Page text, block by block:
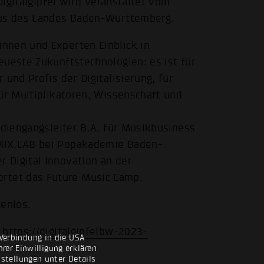
in die USA
Einwilligung erklären
unter Details
des Landes Baden-Württemberg.
und Experten Einblick in
Zukunftstechnologien: es ist für
und Profis der Digitalisierung, für
Multiplikatoren, Wissenschaft und
B.A. für Musikbusiness
bei Popakademie Baden-
Digital Innovation an der
das Future Music Camp.
https://digitalgipfelbw-2023-